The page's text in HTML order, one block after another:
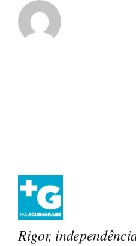
Rigor,